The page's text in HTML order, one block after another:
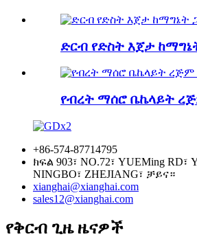
ድርብ የድስት እጀታ
የብረት ማሰሮ ቤኬላይት
+86-574-87714795
ክፍል 903፣ NO.72፣ YUEMing RD፣
NINGBO፣ ZHEJIANG፣ ቻይና።
xianghai@xianghai.com
sales12@xianghai.com
የቅርብ ጊዜ ዜናዎች